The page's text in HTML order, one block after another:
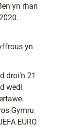
yn rhan
yn
droi’n 21
wedi
Gymru
EURO